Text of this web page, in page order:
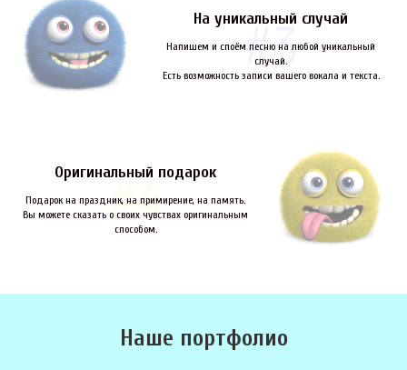
На уникальный случай
Напишем и споём песню на любой уникальный
случай.
Есть возможность записи вашего вокала и текста.
Оригинальный подарок
Подарок на праздник, на примирение, на память.
Вы можете сказать о своих чувствах оригинальным
способом.
Наше портфолио